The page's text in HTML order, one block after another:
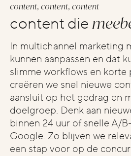
content, content, content
content die
In multichannel marketing
kunnen aanpassen en dat
slimme workflows en
creëren we snel nieuwe
aansluit op het gedrag en
doelgroep. Denk aan
binnen 24 uur of snelle A/
Google. Zo blijven we
een stap voor op de